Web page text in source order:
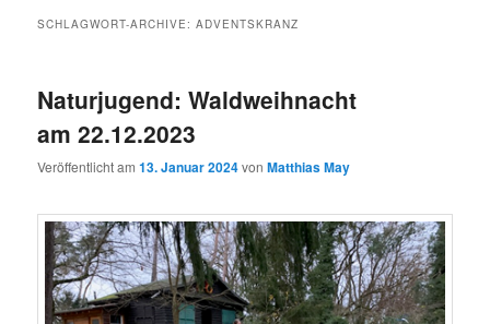
SCHLAGWORT-ARCHIVE:ADVENTSKRANZ
Naturjugend: Waldweihnacht
am 22.12.2023
Veröffentlicht am13. Januar 2024vonMatthias May